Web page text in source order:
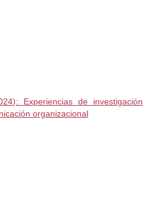
Experiencias de investigación
organizacional